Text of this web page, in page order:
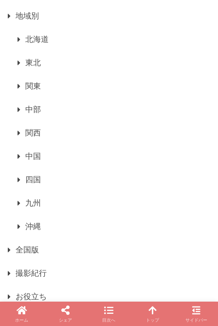
地域別
北海道
東北
関東
中部
関西
中国
四国
九州
沖縄
全国版
撮影紀行
お役立ち
歴史・和歌
ホーム シェア 目次へ トップ サイドバー